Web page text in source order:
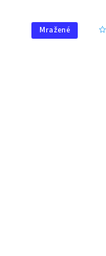
Mražené